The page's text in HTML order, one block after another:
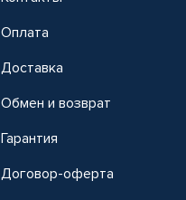
Оплата
Доставка
Обмен и возврат
Гарантия
Договор-оферта